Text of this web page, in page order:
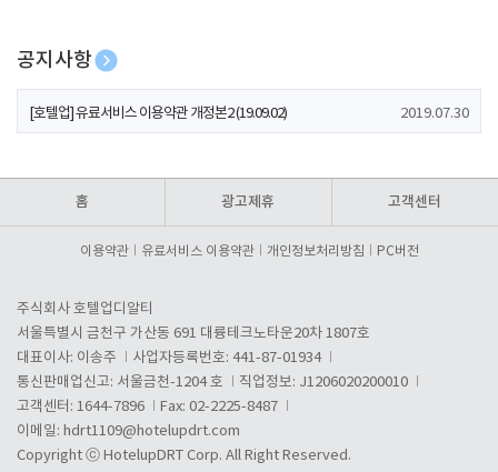
공지사항
[호텔업] 개인정보 처리방침 개정본1 (19.09.02)
[호텔업] 유료서비스 이용약관 개정본2 (19.09.02) 2019.07.30
홈 광고제휴 고객센터
이용약관 유료서비스 이용약관 개인정보처리방침 PC버전
주식회사 호텔업디알티
서울특별시 금천구 가산동 691 대륭테크노타운20차 1807호
대표이사: 이송주
사업자등록번호: 441-87-01934
통신판매업신고: 서울금천-1204 호
직업정보: J1206020200010
고객센터: 1644-7896
Fax: 02-2225-8487
이메일: hdrt1109@hotelupdrt.com
Copyright ⓒ HotelupDRT Corp. All Right Reserved.